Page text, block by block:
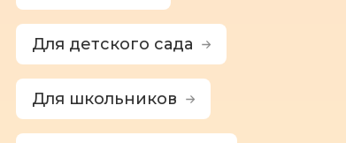
Для детского сада
Для школьников